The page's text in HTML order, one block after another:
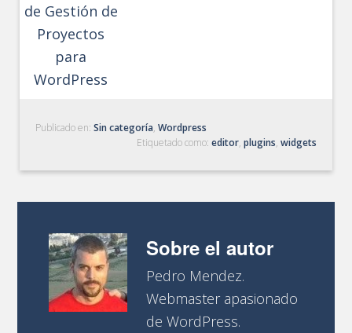
de Gestión de
Proyectos
para
WordPress
Publicado en:Sin categoría,Wordpress
Etiquetado como: editor, plugins, widgets
Sobre el autor
Pedro Mendez.
Webmaster apasionado
de WordPress.